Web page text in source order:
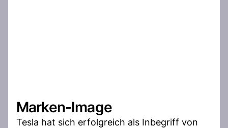
Marken-Image
Tesla hat sich erfolgreich als Inbegriff von